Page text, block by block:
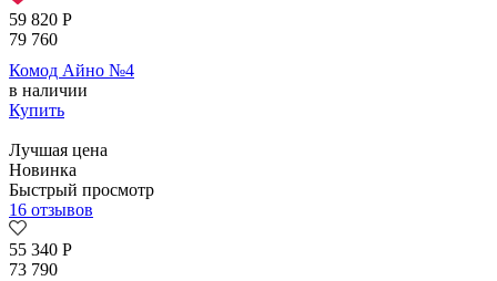
59 820 Р
79 760
Комод Айно №4
в наличии
Купить
Лучшая цена
Новинка
Быстрый просмотр
16 отзывов
55 340 Р
73 790